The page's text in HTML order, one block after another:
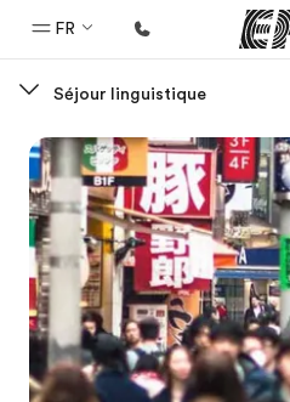
FR
Bienvenue chez EF
Programmes
Nos offres
Bureaux
Trouver un bureau
A propos de nous
Séjour linguistique